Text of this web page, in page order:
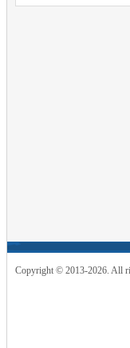
Copyright © 2013-2026. All